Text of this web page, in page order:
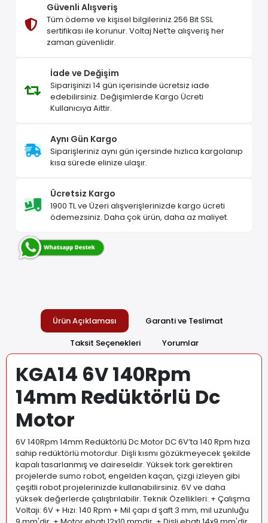
Güvenli Alışveriş
Tüm ödeme ve kişisel bilgileriniz 256 Bit SSL
sertifikası ile korunur. Voltaj.Net’te alışveriş her
zaman güvenlidir.
İade ve Değişim
Siparişinizi 14 gün içerisinde ücretsiz iade
edebilirsiniz. Değişimlerde Kargo Ücreti
Kullanıcıya Aittir.
Aynı Gün Kargo
Siparişleriniz aynı gün içersinde hızlıca kargolanıp
kısa sürede elinize ulaşır.
Ücretsiz Kargo
1900 TL ve Üzeri alışverişlerinizde kargo ücreti
ödemezsiniz. Daha çok ürün, daha az maliyet.
Ürün Açıklaması
Garanti ve Teslimat
Taksit Seçenekleri
Yorumlar
KGA14 6V 140Rpm
14mm Redüktörlü Dc
Motor
6V 140Rpm 14mm Redüktörlü Dc Motor DC 6V’ta 140 Rpm hıza
sahip redüktörlü motordur. Dişli kısmı gözükmeyecek şekilde
kapalı tasarlanmış ve daireseldir. Yüksek tork gerektiren
projelerde sumo robot, engelden kaçan, çizgi izleyen gibi
çeşitli robot projelerinizde kullanabilirsiniz. 6V ve daha
yüksek değerlerde çalıştırılabilir. Teknik Özellikleri: + Çalışma
Voltajı: 6V + Hızı: 140 Rpm + Mil çapı d şaft 3 mm, mil uzunluğu